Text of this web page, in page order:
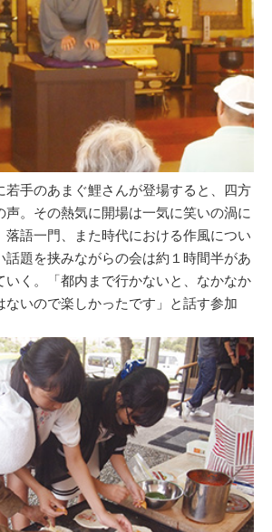
手のあまぐ鯉さんが登場すると、四方
声。その熱気に開場は一気に笑いの渦に
落語一門、また時代における作風につい
話題を挟みながらの会は約１時間半があ
いく。「都内まで行かないと、なかなか
ないので楽しかったです」と話す参加